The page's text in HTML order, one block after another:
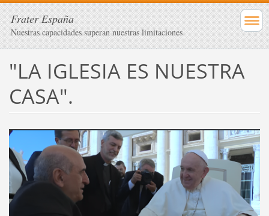
Frater España
Nuestras capacidades superan nuestras limitaciones
"LA IGLESIA ES NUESTRA
CASA".